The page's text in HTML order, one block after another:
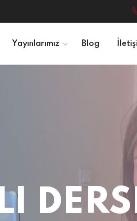
Yayınlarımız Blog